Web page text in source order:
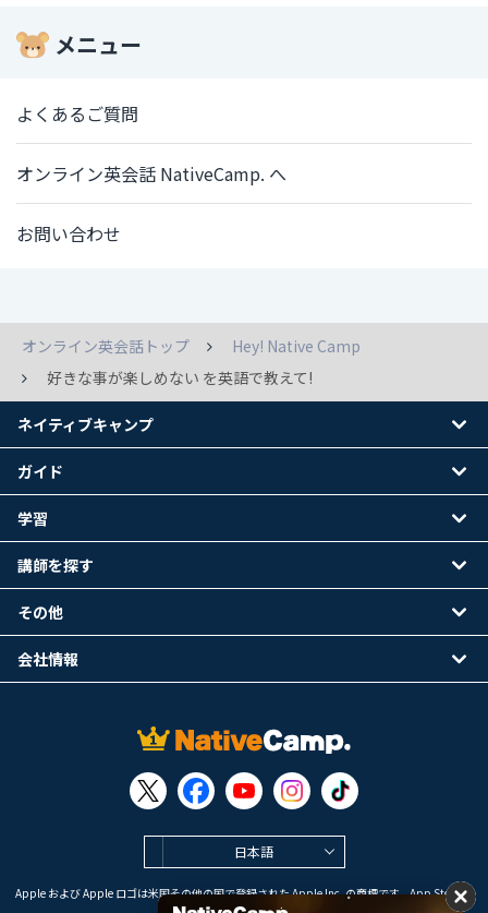
メニュー
よくあるご質問
オンライン英会話 NativeCamp. へ
お問い合わせ
オンライン英会話トップ
Hey! Native Camp
好きな事が楽しめない を英語で教えて!
日本語
Apple および Apple ロゴは米国その他の国で登録された Apple Inc. の商標です。App Store は
Apple Inc. のサービスマークです。
ネイティブキャンプ
ガイド
学習
講師を探す
その他
会社情報